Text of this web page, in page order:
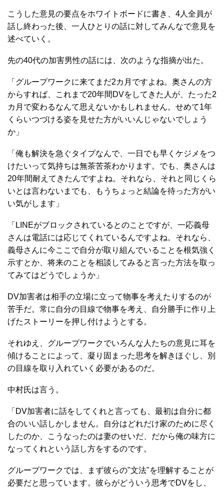
こうした意見の要点をホワイトボードに書き、4人全員が
話し終わった後、一人ひとりの話に対してみんなで意見を
述べていく。
先の40代の加害男性の話には、次のような指摘が出た。
「グループワークに来てまだ2カ月ですよね。奥さんの方
からすれば、これまで20年間DVをしてきた人が、たった2
カ月で変わるなんて思えないかもしれません。せめて1年
くらいつづける姿を見せた方がいいんじゃないでしょう
か」
「俺も解決を急ぐタイプなんで、一日でも早くケジメをつ
けたいって気持ちは無茶苦茶わかります。でも、奥さんは
20年間耐えてきたんですよね。それなら、それと同じくら
いとは言わないまでも、もうちょっと結論を待った方がい
い気がします」
「LINEがブロックされているとのことですが、一応義母
さんは電話には応じてくれているんですよね。それなら、
義母さんに今ここで自分が取り組んでいることを根気強く
示すとか、将来のことを相談してみると言った方法を取っ
てみてはどうでしょうか」
DV加害者は相手の立場に立って物事を考えたりするのが
苦手だ。常に自分の目線で物事を考え、自分勝手に作り上
げたストーリーを押し付けようとする。
それゆえ、グループワークでいろんな人たちの意見に耳を
傾けることによって、凝り固まった思考を解きほぐし、別
の目線を取り入れていく必要があるのだ。
中村氏は言う。
「DV加害者に話をしてくれと言っても、最初は自分に都
合のいい話しかしません。自分はどれだけ家のために尽く
したのか、こうなったのは妻のせいだ、だから俺の味方に
なってくれという話し方をするのです。
グループワークでは、まず彼らの"文法"を理解することが
必要だと思っています。彼らがどういう思考でDVをし、